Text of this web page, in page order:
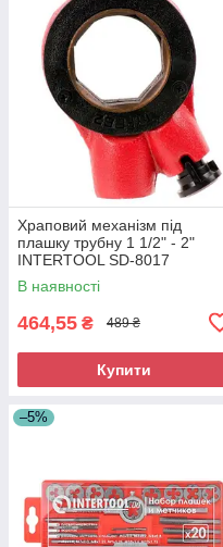
Храповий механізм під
плашку трубну 1 1/2" - 2"
INTERTOOL SD-8017
В наявності
464,55 ₴ 489 ₴
Купити
–5%